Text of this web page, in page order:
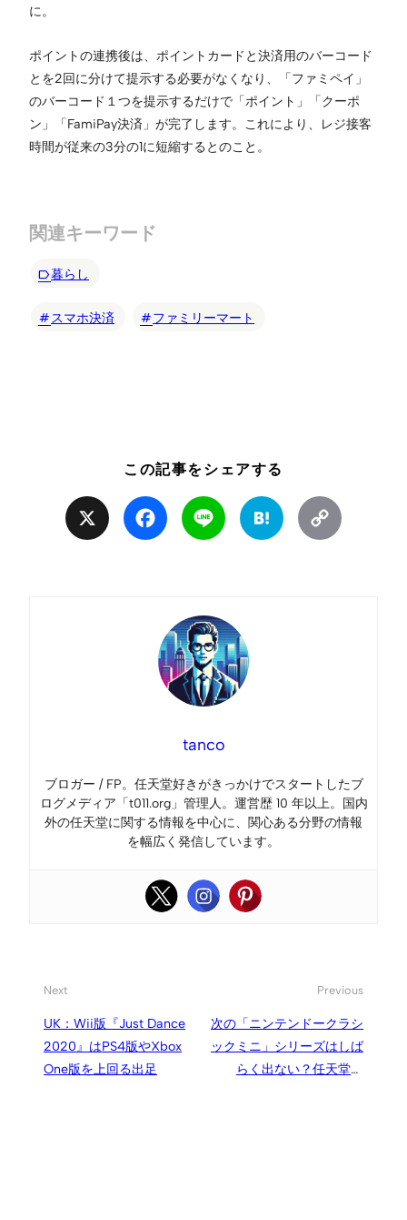
に。
ポイントの連携後は、ポイントカードと決済用のバーコード
とを2回に分けて提示する必要がなくなり、「ファミペイ」
のバーコード１つを提示するだけで「ポイント」「クーポ
ン」「FamiPay決済」が完了します。これにより、レジ接客
時間が従来の3分の1に短縮するとのこと。
関連キーワード
暮らし
スマホ決済 ファミリーマート
この記事をシェアする
Facebook Line Hatena
tanco
ブロガー / FP。任天堂好きがきっかけでスタートしたブ
ログメディア「t011.org」管理人。運営歴 10 年以上。国内
外の任天堂に関する情報を中心に、関心ある分野の情報
を幅広く発信しています。
Next
UK：Wii版『Just Dance
2020』はPS4版やXbox
One版を上回る出足
Previous
次の「ニンテンドークラシ
ックミニ」シリーズはしば
らく出ない？任天堂は